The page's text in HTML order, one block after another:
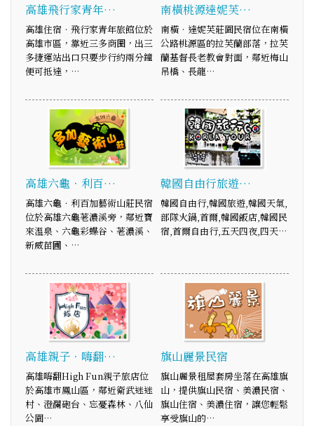
高雄飛行家青年…
高雄住宿．飛行家青年旅館位於
高雄市區，靠近三多商圈，出三
多捷運站出口只要步行約兩分鐘
便可抵達，…
南橫桃源達妮芙…
南橫‧達妮芙莊園民宿位在南橫
公路桃源區的拉芙蘭部落，拉芙
蘭基督長老教會對面，鄰近梅山
吊橋、長龍…
高雄六龜．利百…
高雄六龜．利百加藝術山莊民宿
位於高雄六龜荖濃溪旁，鄰近寶
來溫泉、六龜彩蝶谷、荖濃溪、
新威苗圃、…
韓國自由行旅遊…
韓國自由行,韓國旅遊,韓國天氣,
部隊火鍋,首爾,韓國飯店,韓國民
宿,首爾自由行,五天四夜,四天…
高雄親子．嗨翻…
高雄嗨翻High Fun親子旅店位
於高雄市鳳山區，鄰近衛武迷迷
村、澄瀾砲台、忘憂森林、八仙
公園…
旗山麗景民宿
旗山麗景租屋套房坐落在高雄旗
山，提供旗山民宿、美濃民宿、
旗山住宿、美濃住宿，讓您輕鬆
享受旗山的…